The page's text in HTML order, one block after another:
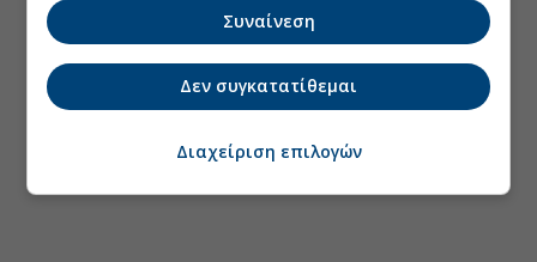
Συναίνεση
Δεν συγκατατίθεμαι
Διαχείριση επιλογών